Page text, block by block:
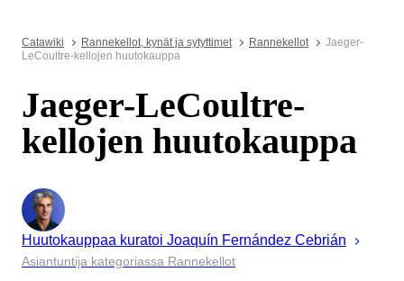
Catawiki Rannekellot, kynät ja sytyttimet Rannekellot
Jaeger-
LeCoultre-kellojen huutokauppa
Jaeger-LeCoultre-
kellojen huutokauppa
Huutokauppaa kuratoi Joaquín Fernández Cebrián
Asiantuntija kategoriassa Rannekellot